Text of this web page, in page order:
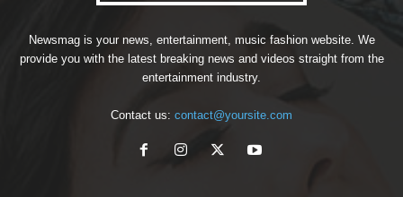
Newsmag is your news, entertainment, music fashion website. We
provide you with the latest breaking news and videos straight from the
entertainment industry.
Contact us: contact@yoursite.com